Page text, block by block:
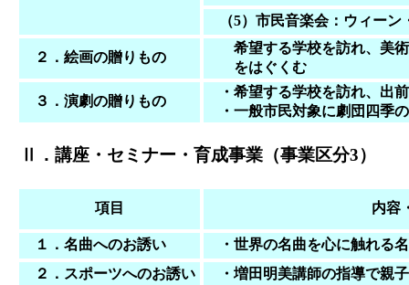
（5）市民音楽会：ウィーン
２．絵画の贈りもの
希望する学校を訪れ、美術
をはぐくむ
３．演劇の贈りもの
・希望する学校を訪れ、出
・一般市民対象に劇団四季
Ⅱ．講座・セミナー・育成事業（事業区分3）
項目 内容
１．名曲へのお誘い
・世界の名曲を心に触れる
２．スポーツへのお誘い
・増田明美講師の指導で親